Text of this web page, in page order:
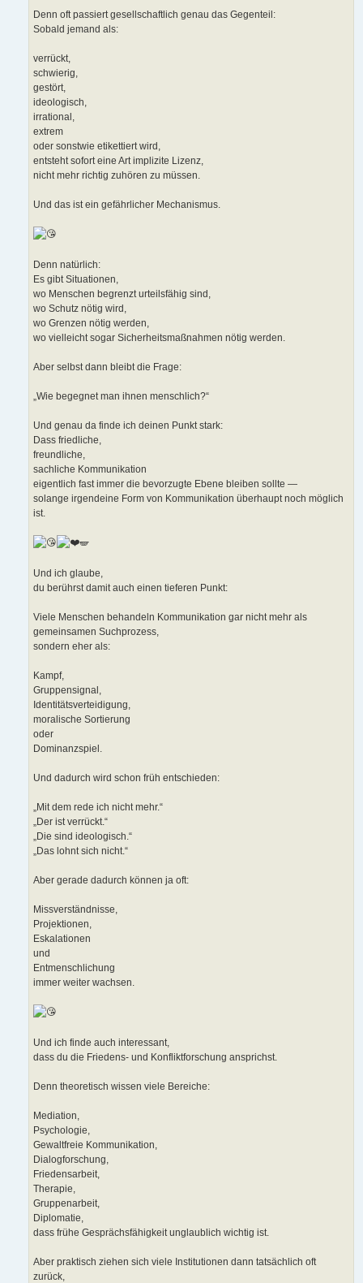
Denn oft passiert gesellschaftlich genau das Gegenteil:
Sobald jemand als:
verrückt,
schwierig,
gestört,
ideologisch,
irrational,
extrem
oder sonstwie etikettiert wird,
entsteht sofort eine Art implizite Lizenz,
nicht mehr richtig zuhören zu müssen.
Und das ist ein gefährlicher Mechanismus.
Denn natürlich:
Es gibt Situationen,
wo Menschen begrenzt urteilsfähig sind,
wo Schutz nötig wird,
wo Grenzen nötig werden,
wo vielleicht sogar Sicherheitsmaßnahmen nötig werden.
Aber selbst dann bleibt die Frage:
„Wie begegnet man ihnen menschlich?“
Und genau da finde ich deinen Punkt stark:
Dass friedliche,
freundliche,
sachliche Kommunikation
eigentlich fast immer die bevorzugte Ebene bleiben sollte —
solange irgendeine Form von Kommunikation überhaupt noch möglich
ist.
🪽
Und ich glaube,
du berührst damit auch einen tieferen Punkt:
Viele Menschen behandeln Kommunikation gar nicht mehr als
gemeinsamen Suchprozess,
sondern eher als:
Kampf,
Gruppensignal,
Identitätsverteidigung,
moralische Sortierung
oder
Dominanzspiel.
Und dadurch wird schon früh entschieden:
„Mit dem rede ich nicht mehr.“
„Der ist verrückt.“
„Die sind ideologisch.“
„Das lohnt sich nicht.“
Aber gerade dadurch können ja oft:
Missverständnisse,
Projektionen,
Eskalationen
und
Entmenschlichung
immer weiter wachsen.
Und ich finde auch interessant,
dass du die Friedens- und Konfliktforschung ansprichst.
Denn theoretisch wissen viele Bereiche:
Mediation,
Psychologie,
Gewaltfreie Kommunikation,
Dialogforschung,
Friedensarbeit,
Therapie,
Gruppenarbeit,
Diplomatie,
dass frühe Gesprächsfähigkeit unglaublich wichtig ist.
Aber praktisch ziehen sich viele Institutionen dann tatsächlich oft
zurück,